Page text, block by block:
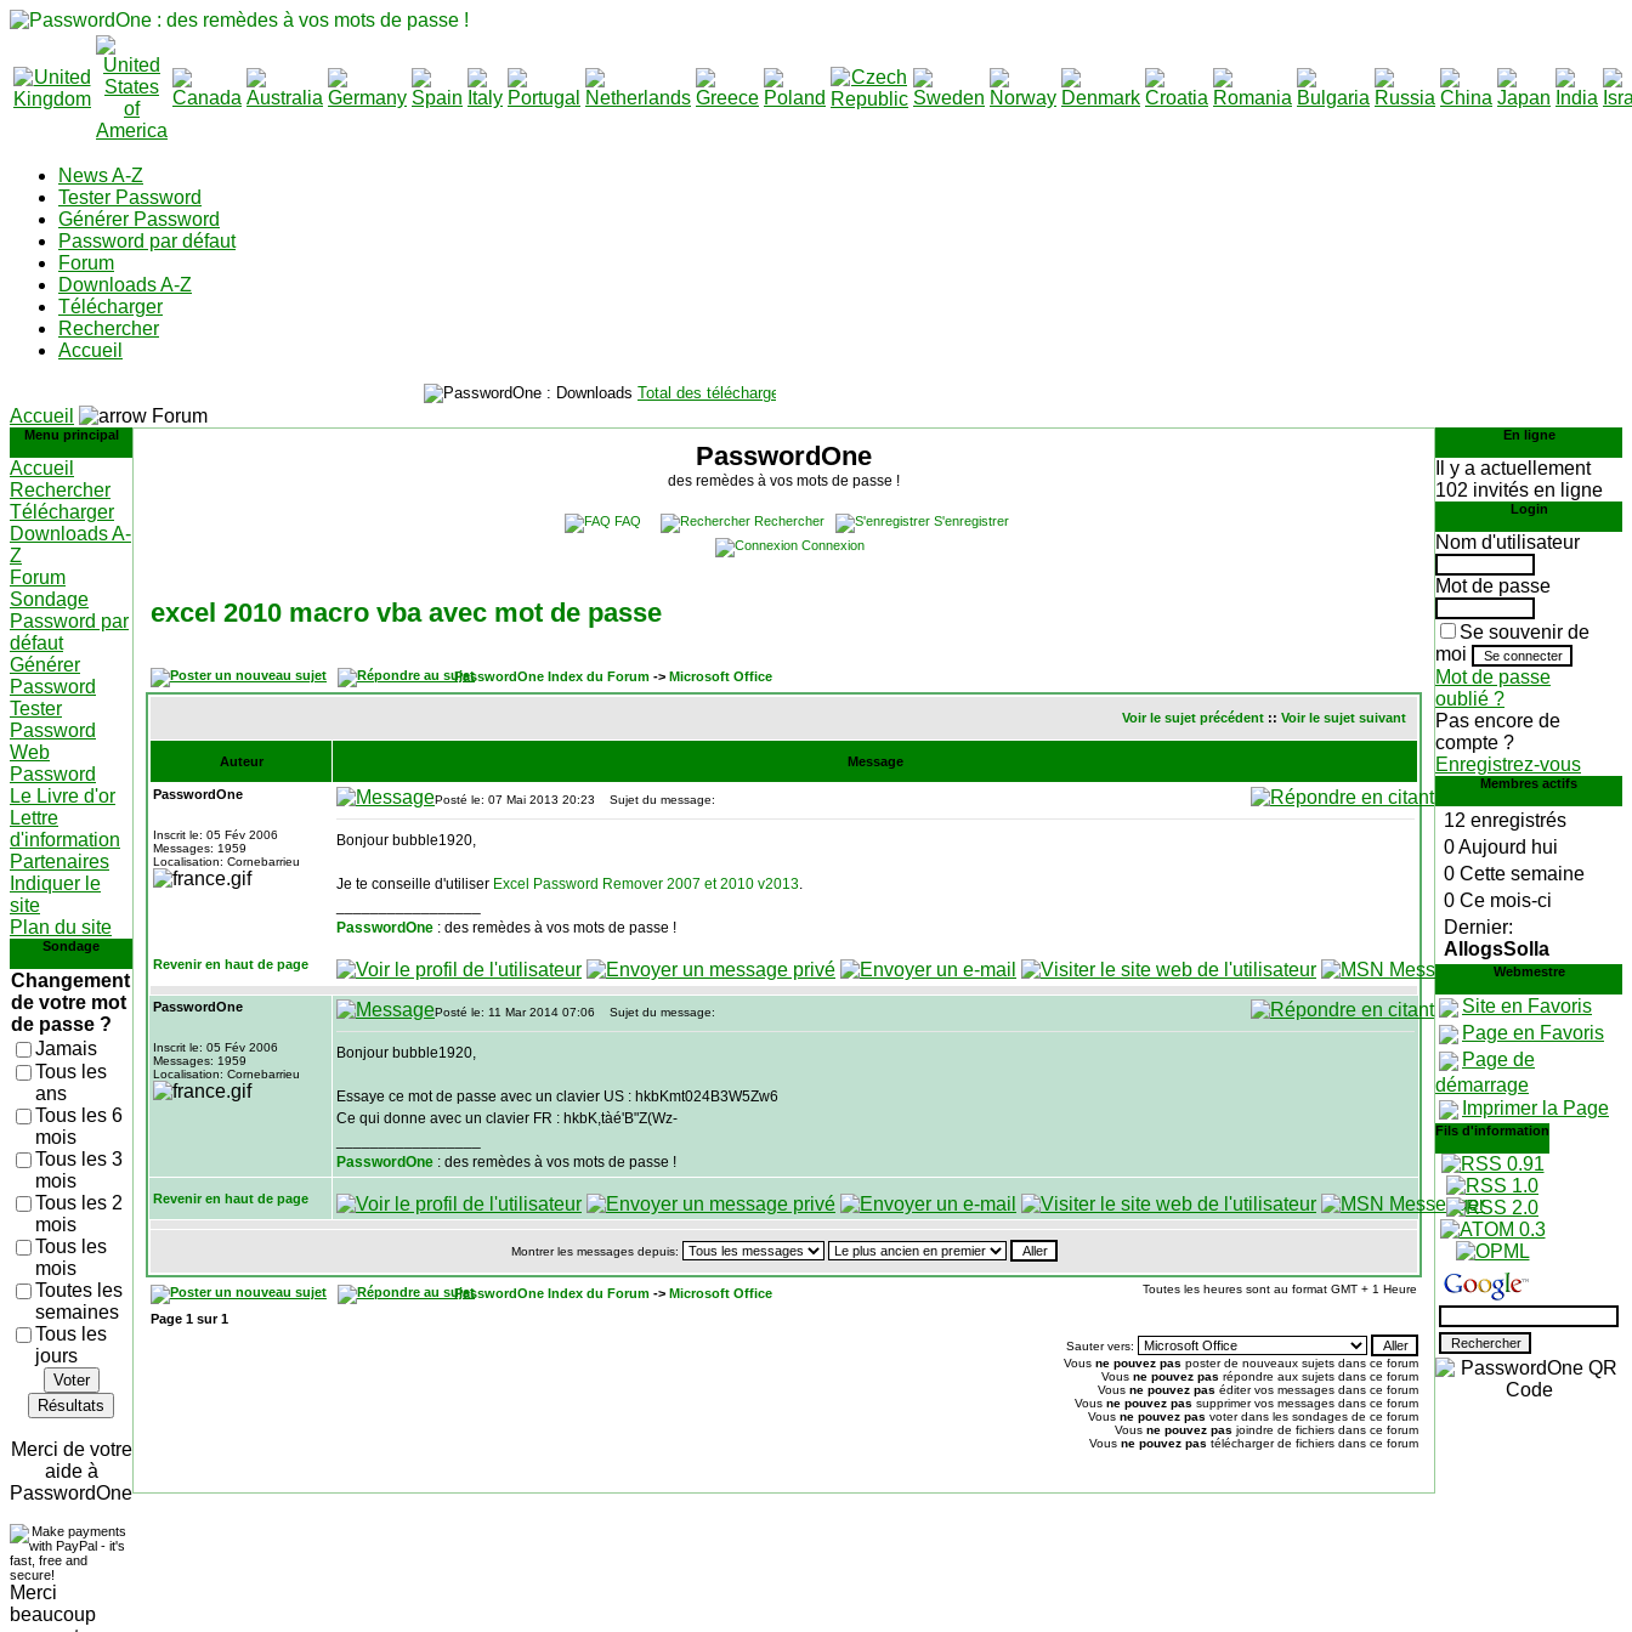
News A-Z
Tester Password
Générer Password
Password par défaut
Forum
Downloads A-Z
Télécharger
Rechercher
Accueil
Total des téléchargements
Accueil
Forum
Menu principal
Accueil
Rechercher
Télécharger
Downloads A-
Z
Forum
Sondage
Password par
défaut
Générer
Password
Tester
Password
Web
Password
Le Livre d'or
Lettre
d'information
Partenaires
Indiquer le
site
Plan du site
Sondage
Changement
de votre mot
de passe ?
Jamais
Tous les
ans
Tous les 6
mois
Tous les 3
mois
Tous les 2
mois
Tous les
mois
Toutes les
semaines
Tous les
jours
Voter
Résultats
Merci de votre
aide à
PasswordOne
Merci
beaucoup
PasswordOne
des remèdes à vos mots de passe !
FAQ Rechercher
S'enregistrer
Connexion
excel 2010 macro vba avec mot de passe
PasswordOne Index du Forum -> Microsoft Office
Voir le sujet précédent :: Voir le sujet suivant
Auteur Message
PasswordOne
Inscrit le: 05 Fév 2006
Messages: 1959
Localisation: Cornebarrieu
Posté le: 07 Mai 2013 20:23 Sujet du message:
Bonjour bubble1920,
Je te conseille d'utiliser Excel Password Remover 2007 et 2010 v2013.
PasswordOne : des remèdes à vos mots de passe !
Revenir en haut de page
PasswordOne
Inscrit le: 05 Fév 2006
Messages: 1959
Localisation: Cornebarrieu
Posté le: 11 Mar 2014 07:06 Sujet du message:
Bonjour bubble1920,
Essaye ce mot de passe avec un clavier US : hkbKmt024B3W5Zw6
Ce qui donne avec un clavier FR : hkbK,tàé'B"Z(Wz-
PasswordOne : des remèdes à vos mots de passe !
Revenir en haut de page
Montrer les messages depuis:
PasswordOne Index du Forum -> Microsoft Office Toutes les heures sont au format GMT + 1 Heure
Page 1 sur1
Sauter vers:
Vous ne pouvez pas poster de nouveaux sujets dans ce forum
Vous ne pouvez pas répondre aux sujets dans ce forum
Vous ne pouvez pas éditer vos messages dans ce forum
Vous ne pouvez pas supprimer vos messages dans ce forum
Vous ne pouvez pas voter dans les sondages de ce forum
Vous ne pouvez pas joindre de fichiers dans ce forum
Vous ne pouvez pas télécharger de fichiers dans ce forum
En ligne
Il y a actuellement
102 invités en ligne
Login
Nom d'utilisateur
Mot de passe
Se souvenir de
moi
Mot de passe
oublié ?
Pas encore de
compte ?
Enregistrez-vous
Membres actifs
12 enregistrés
0 Aujourd hui
0 Cette semaine
0 Ce mois-ci
Dernier:
AllogsSolla
Webmestre
Site en Favoris
Page en Favoris
Page de
démarrage
Imprimer la Page
Fils d'information